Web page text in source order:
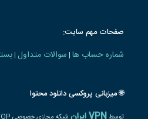
صفحات مهم سایت:
شماره حساب ها | سوالات متداول |
🌐 میزبانی پروکسی دانلود محتوا